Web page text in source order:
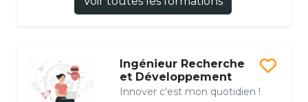
Ingénieur Recherche
et Développement
Innover c'est mon quotidien !